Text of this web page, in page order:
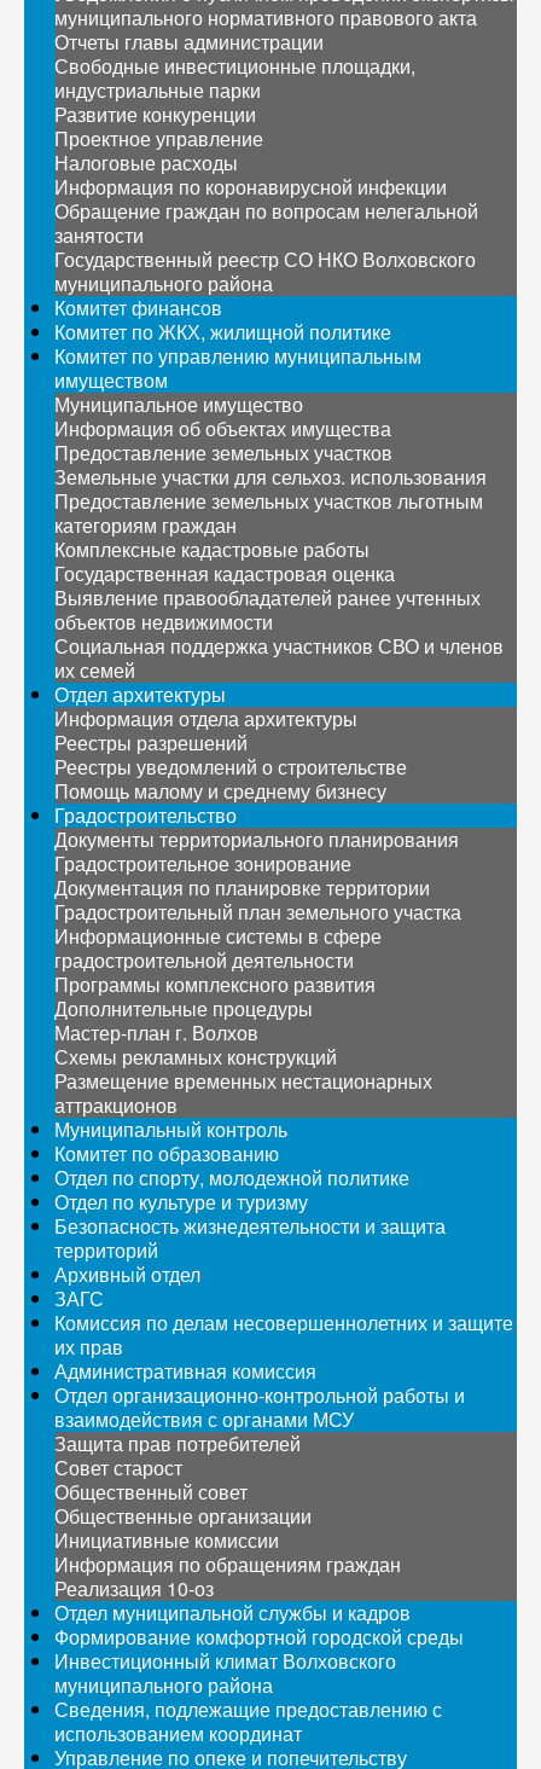
муниципального нормативного правового акта
Отчеты главы администрации
Свободные инвестиционные площадки,
индустриальные парки
Развитие конкуренции
Проектное управление
Налоговые расходы
Информация по коронавирусной инфекции
Обращение граждан по вопросам нелегальной
занятости
Государственный реестр СО НКО Волховского
муниципального района
Комитет финансов
Комитет по ЖКХ, жилищной политике
Комитет по управлению муниципальным
имуществом
Муниципальное имущество
Информация об объектах имущества
Предоставление земельных участков
Земельные участки для сельхоз. использования
Предоставление земельных участков льготным
категориям граждан
Комплексные кадастровые работы
Государственная кадастровая оценка
Выявление правообладателей ранее учтенных
объектов недвижимости
Социальная поддержка участников СВО и членов
их семей
Отдел архитектуры
Информация отдела архитектуры
Реестры разрешений
Реестры уведомлений о строительстве
Помощь малому и среднему бизнесу
Градостроительство
Документы территориального планирования
Градостроительное зонирование
Документация по планировке территории
Градостроительный план земельного участка
Информационные системы в сфере
градостроительной деятельности
Программы комплексного развития
Дополнительные процедуры
Мастер-план г. Волхов
Схемы рекламных конструкций
Размещение временных нестационарных
аттракционов
Муниципальный контроль
Комитет по образованию
Отдел по спорту, молодежной политике
Отдел по культуре и туризму
Безопасность жизнедеятельности и защита
территорий
Архивный отдел
ЗАГС
Комиссия по делам несовершеннолетних и защите
их прав
Административная комиссия
Отдел организационно-контрольной работы и
взаимодействия с органами МСУ
Защита прав потребителей
Совет старост
Общественный совет
Общественные организации
Инициативные комиссии
Информация по обращениям граждан
Реализация 10-оз
Отдел муниципальной службы и кадров
Формирование комфортной городской среды
Инвестиционный климат Волховского
муниципального района
Сведения, подлежащие предоставлению с
использованием координат
Управление по опеке и попечительству